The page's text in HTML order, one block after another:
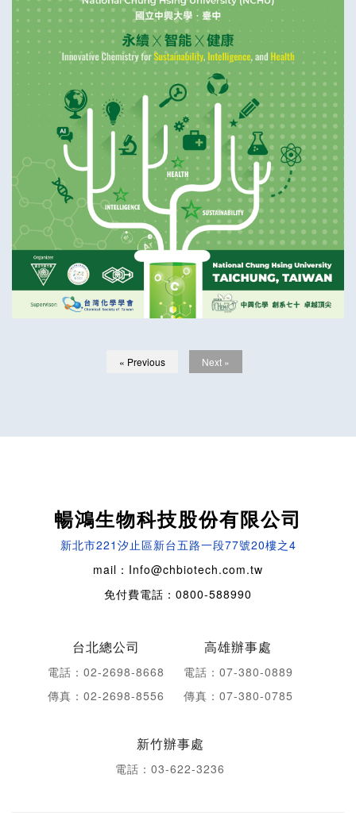
« Previous Next »
暢鴻生物科技股份有限公司
新北市221汐止區新台五路一段77號20樓之4
mail：Info@chbiotech.com.tw
免付費電話：0800-588990
台北總公司
電話：02-2698-8668
傳真：02-2698-8556
高雄辦事處
電話：07-380-0889
傳真：07-380-0785
新竹辦事處
電話：03-622-3236